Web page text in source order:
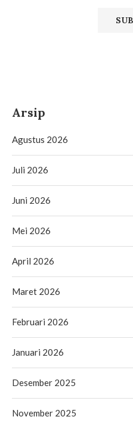
Arsip
Agustus 2026
Juli 2026
Juni 2026
Mei 2026
April 2026
Maret 2026
Februari 2026
Januari 2026
Desember 2025
November 2025